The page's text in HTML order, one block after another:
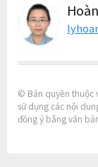
© Bản quyền thuộc
sử dụng các nội
đồng ý bằng văn